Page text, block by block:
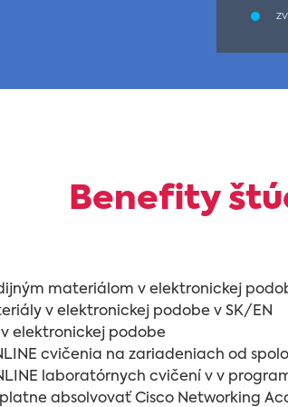
Benefity
materiálom v elektronickej
v elektronickej podobe v SK/EN
elektronickej podobe
cvičenia na zariadeniach od
laboratórnych cvičení v v
absolvovať Cisco Networking